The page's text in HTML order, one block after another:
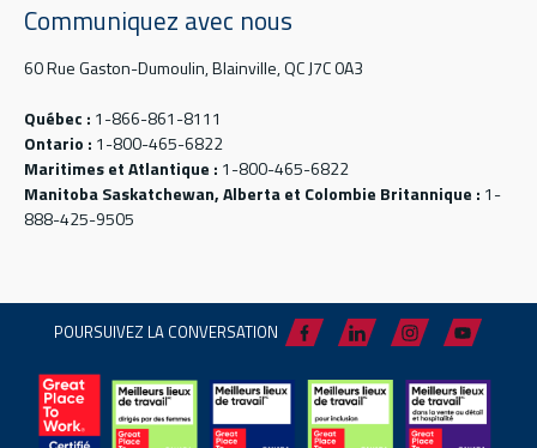
Communiquez avec nous
60 Rue Gaston-Dumoulin, Blainville, QC J7C 0A3
Québec : 1-866-861-8111
Ontario : 1-800-465-6822
Maritimes et Atlantique : 1-800-465-6822
Manitoba Saskatchewan, Alberta et Colombie Britannique : 1-
888-425-9505
POURSUIVEZ LA CONVERSATION